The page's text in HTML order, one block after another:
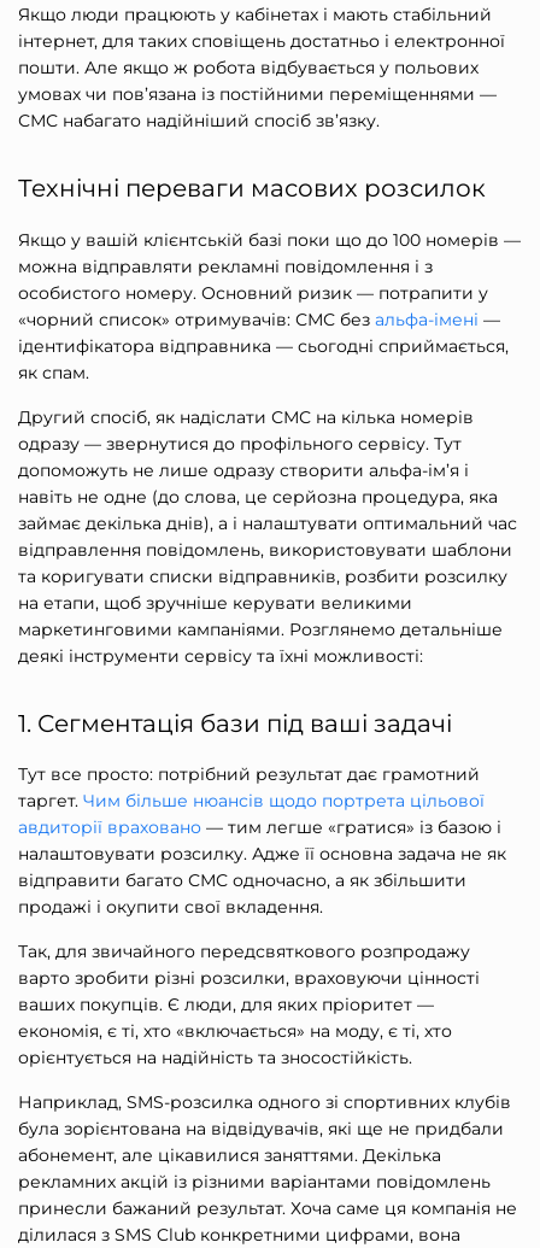
Якщо люди працюють у кабінетах і мають стабільний
інтернет, для таких сповіщень достатньо і електронної
пошти. Але якщо ж робота відбувається у польових
умовах чи пов’язана із постійними переміщеннями —
СМС набагато надійніший спосіб зв’язку.
Технічні переваги масових розсилок
Якщо у вашій клієнтській базі поки що до 100 номерів —
можна відправляти рекламні повідомлення і з
особистого номеру. Основний ризик — потрапити у
«чорний список» отримувачів: СМС без альфа-імені —
ідентифікатора відправника — сьогодні сприймається,
як спам.
Другий спосіб, як надіслати СМС на кілька номерів
одразу — звернутися до профільного сервісу. Тут
допоможуть не лише одразу створити альфа-ім’я і
навіть не одне (до слова, це серйозна процедура, яка
займає декілька днів), а і налаштувати оптимальний час
відправлення повідомлень, використовувати шаблони
та коригувати списки відправників, розбити розсилку
на етапи, щоб зручніше керувати великими
маркетинговими кампаніями. Розглянемо детальніше
деякі інструменти сервісу та їхні можливості:
1. Сегментація бази під ваші задачі
Тут все просто: потрібний результат дає грамотний
таргет. Чим більше нюансів щодо портрета цільової
авдиторії враховано — тим легше «гратися» із базою і
налаштовувати розсилку. Адже її основна задача не як
відправити багато СМС одночасно, а як збільшити
продажі і окупити свої вкладення.
Так, для звичайного передсвяткового розпродажу
варто зробити різні розсилки, враховуючи цінності
ваших покупців. Є люди, для яких пріоритет —
економія, є ті, хто «включається» на моду, є ті, хто
орієнтується на надійність та зносостійкість.
Наприклад, SMS-розсилка одного зі спортивних клубів
була зорієнтована на відвідувачів, які ще не придбали
абонемент, але цікавилися заняттями. Декілька
рекламних акцій із різними варіантами повідомлень
принесли бажаний результат. Хоча саме ця компанія не
ділилася з SMS Club конкретними цифрами, вона